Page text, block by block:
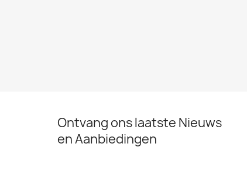
Ontvang ons laatste Nieuws
en Aanbiedingen